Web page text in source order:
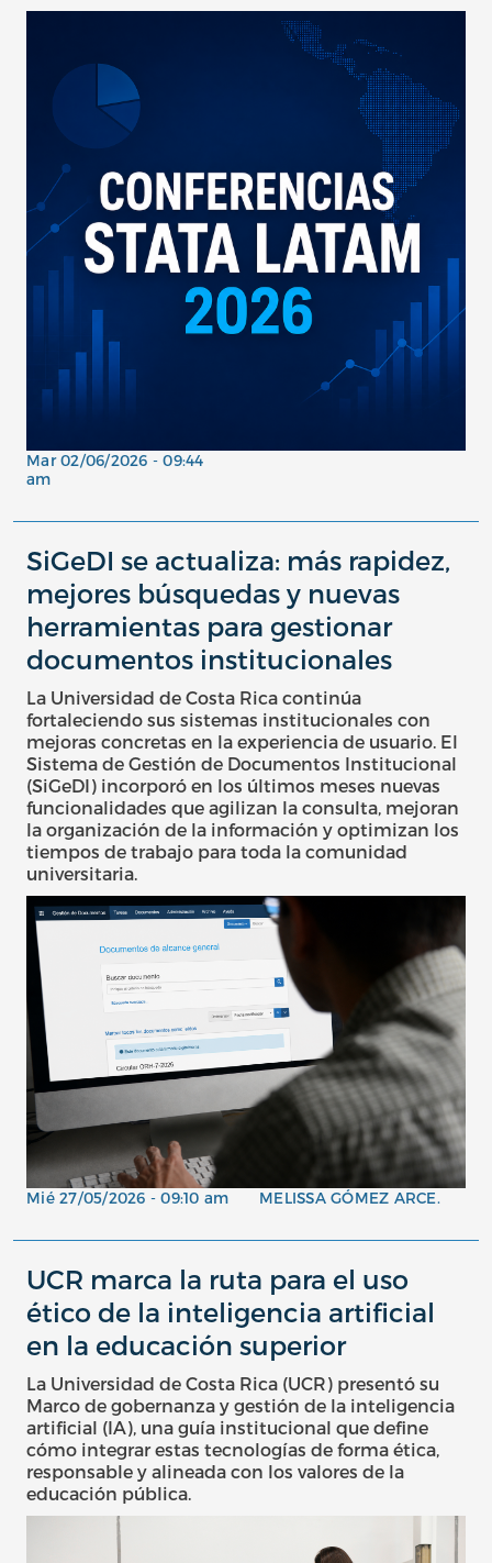
Mar 02/06/2026 - 09:44
am
SiGeDI se actualiza: más rapidez,
mejores búsquedas y nuevas
herramientas para gestionar
documentos institucionales
La Universidad de Costa Rica continúa
fortaleciendo sus sistemas institucionales con
mejoras concretas en la experiencia de usuario. El
Sistema de Gestión de Documentos Institucional
(SiGeDI) incorporó en los últimos meses nuevas
funcionalidades que agilizan la consulta, mejoran
la organización de la información y optimizan los
tiempos de trabajo para toda la comunidad
universitaria.
Mié 27/05/2026 - 09:10 am MELISSA GÓMEZ ARCE.
UCR marca la ruta para el uso
ético de la inteligencia artificial
en la educación superior
La Universidad de Costa Rica (UCR) presentó su
Marco de gobernanza y gestión de la inteligencia
artificial (IA), una guía institucional que define
cómo integrar estas tecnologías de forma ética,
responsable y alineada con los valores de la
educación pública.